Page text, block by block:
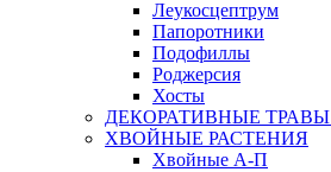
Леукосцептрум
Папоротники
Подофиллы
Роджерсия
Хосты
ДЕКОРАТИВНЫЕ ТРАВЫ
ХВОЙНЫЕ РАСТЕНИЯ
Хвойные А-П